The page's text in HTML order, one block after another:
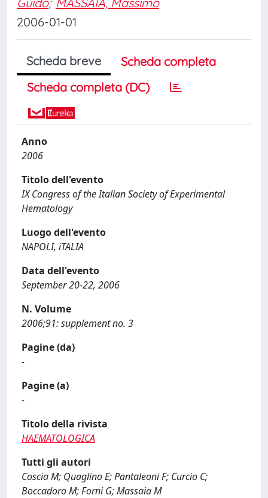
2006-01-01
Scheda breve
Scheda completa
Scheda completa (DC)
Anno
2006
Titolo dell'evento
IX Congress of the Italian Society of Experimental
Hematology
Luogo dell'evento
NAPOLI, iTALIA
Data dell'evento
September 20-22, 2006
N. Volume
2006;91: supplement no. 3
Pagine (da)
-
Pagine (a)
-
Titolo della rivista
HAEMATOLOGICA
Tutti gli autori
Coscia M; Quaglino E; Pantaleoni F; Curcio C;
Boccadoro M; Forni G; Massaia M